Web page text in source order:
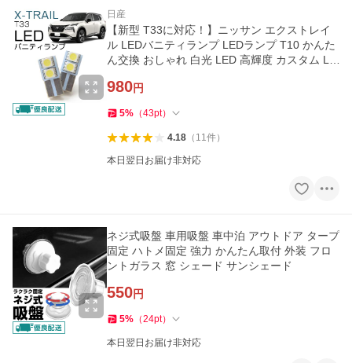
日産
【新型 T33に対応！】ニッサン エクストレイ
ル LEDバニティランプ LEDランプ T10 かんた
ん交換 おしゃれ 白光 LED 高輝度 カスタム LE
980円
5% （43pt）
4.18（ 11件）
本日翌日お届け非対応
ネジ式吸盤 車用吸盤 車中泊 アウトドア タープ
固定 ハトメ固定 強力 かんたん取付 外装 フロ
ントガラス 窓 シェード サンシェード
550円
5% （24pt）
本日翌日お届け非対応